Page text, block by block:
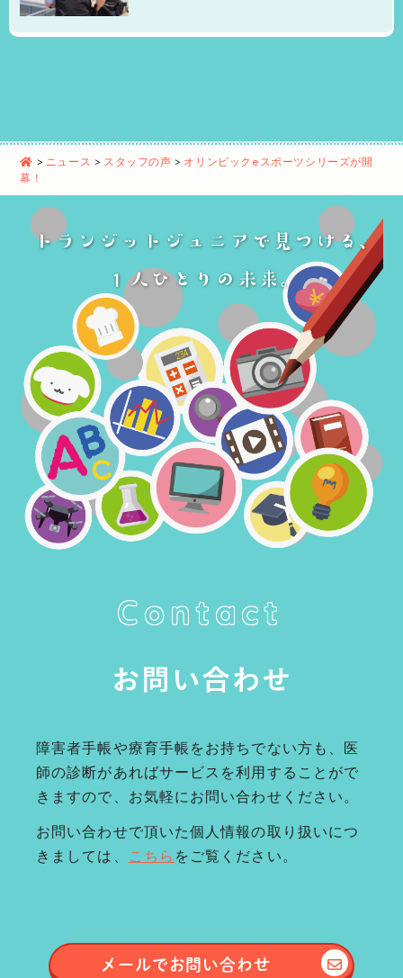
> ニュース > スタッフの声 > オリンピックeスポーツシリーズが開
幕！
Contact
お問い合わせ
障害者手帳や療育手帳をお持ちでない方も、医
師の診断があればサービスを利用することがで
きますので、お気軽にお問い合わせください。
お問い合わせで頂いた個人情報の取り扱いにつ
きましては、
こちら をご覧ください。
メールでお問い合わせ